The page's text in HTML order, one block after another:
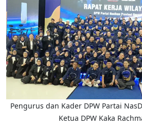
Pengurus dan Kader DPW Partai
Ketua DPW Kaka